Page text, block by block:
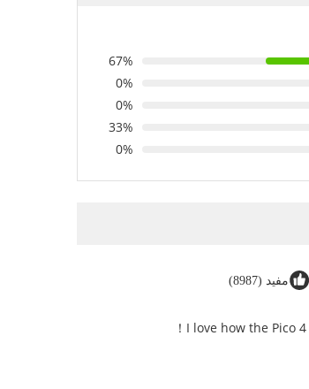
67%
0%
0%
33%
0%
مفيد (8987)